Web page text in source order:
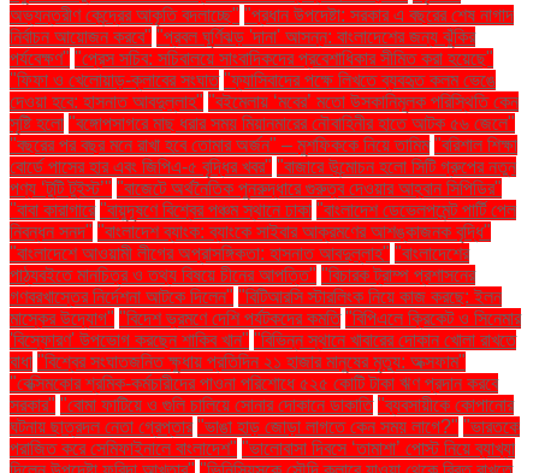
অভ্যন্তরীণ কেন্দ্রের আকৃতি বদলাচ্ছে" "প্রধান উপদেষ্টা: সরকার এ বছরের শেষ নাগাদ
নির্বাচন আয়োজন করবে" "প্রবল ঘূর্ণিঝড় 'দানা' আসন্ন: বাংলাদেশের জন্য ঝুঁকির
পর্যবেক্ষণ" "প্রেস সচিব: সচিবালয়ে সাংবাদিকদের প্রবেশাধিকার সীমিত করা হয়েছে"
"ফিফা ও খেলোয়াড়-ক্লাবের সংঘাত "ফ্যাসিবাদের পক্ষে লিখতে ব্যবহৃত কলম ভেঙে
দেওয়া হবে: হাসনাত আবদুল্লাহ" "বইমেলায় ‘মবের’ মতো উসকানিমূলক পরিস্থিতি কেন
সৃষ্টি হলো "বঙ্গোপসাগরে মাছ ধরার সময় মিয়ানমারের নৌবাহিনীর হাতে আটক ৫৬ জেলে"
"বছরের পর বছর মনে রাখা হবে তোমার অর্জন" – মুশফিককে নিয়ে তামিম "বরিশাল শিক্ষা
বোর্ডে পাসের হার এবং জিপিএ-৫ বৃদ্ধির খবর" "বাজারে উন্মোচন হলো সিটি গ্রুপের নতুন
পণ্য ‘টুটি টুইস্ট’" "বাজেটে অর্থনৈতিক পুনরুদ্ধারে গুরুত্ব দেওয়ার আহ্বান সিপিডির"
"বাবা কারাগারে "বায়ুদূষণে বিশ্বের পঞ্চম স্থানে ঢাকা "বাংলাদেশ ডেভেলপমেন্ট পার্টি পেল
নিবন্ধন সনদ" "বাংলাদেশ ব্যাংক: ব্যাংকে সাইবার আক্রমণের আশঙ্কাজনক বৃদ্ধি"
"বাংলাদেশে আওয়ামী লীগের অপ্রাসঙ্গিকতা: হাসনাত আবদুল্লাহ" "বাংলাদেশের
পাঠ্যবইতে মানচিত্র ও তথ্য বিষয়ে চীনের আপত্তি" "বিচারক ট্রাম্প প্রশাসনের
গণবরখাস্তের নির্দেশনা আটকে দিলেন" "বিটিআরসি স্টারলিংক নিয়ে কাজ করছে: ইলন
মাস্কের উদ্যোগ" "বিদেশ ভ্রমণে দেশি পর্যটকদের কমতি "বিপিএলে ক্রিকেট ও সিনেমার
'বিস্ফোরণ' উপভোগ করছেন শাকিব খান" "বিভিন্ন স্থানে খাবারের দোকান খোলা রাখতে
বাধা "বিশ্বের সংঘাতজনিত ক্ষুধায় প্রতিদিন ২১ হাজার মানুষের মৃত্যু: অক্সফাম"
"বেক্সিমকোর শ্রমিক-কর্মচারীদের পাওনা পরিশোধে ৫২৫ কোটি টাকা ঋণ প্রদান করবে
সরকার" "বোমা ফাটিয়ে ও গুলি চালিয়ে সোনার দোকানে ডাকাতি "ব্যবসায়ীকে কোপানোর
ঘটনায় ছাত্রদল নেতা গ্রেপ্তার "ভাঙা হাড় জোড়া লাগতে কেন সময় লাগে?" "ভারতকে
পরাজিত করে সেমিফাইনালে বাংলাদেশ" "ভালোবাসা দিবসে ‘তামাশা’ পোস্ট নিয়ে ব্যাখ্যা